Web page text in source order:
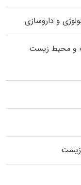
و داروسازی
و محیط زیست